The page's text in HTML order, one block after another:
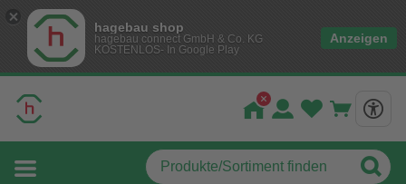
hagebau shop
hagebau connect GmbH & Co. KG
KOSTENLOS- In Google Play
Anzeigen